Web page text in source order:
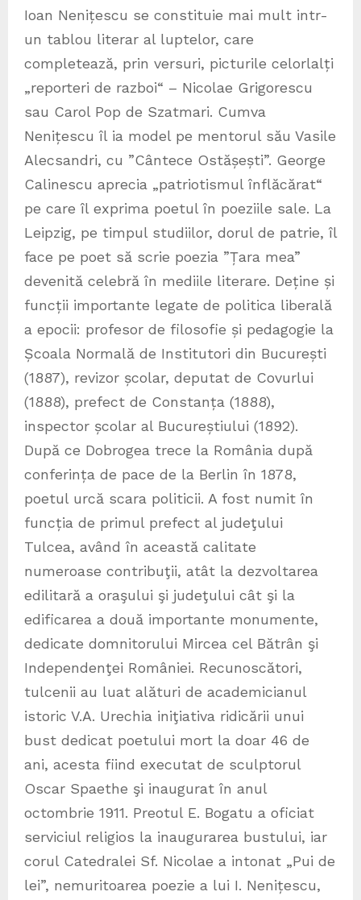
Ioan Nenițescu se constituie mai mult intr-
un tablou literar al luptelor, care
completează, prin versuri, picturile celorlalți
„reporteri de razboi“ – Nicolae Grigorescu
sau Carol Pop de Szatmari. Cumva
Nenițescu îl ia model pe mentorul său Vasile
Alecsandri, cu ”Cântece Ostășești”. George
Calinescu aprecia „patriotismul înflăcărat“
pe care îl exprima poetul în poeziile sale. La
Leipzig, pe timpul studiilor, dorul de patrie, îl
face pe poet să scrie poezia ”Țara mea”
devenită celebră în mediile literare. Deține și
funcții importante legate de politica liberală
a epocii: profesor de filosofie și pedagogie la
Școala Normală de Institutori din București
(1887), revizor școlar, deputat de Covurlui
(1888), prefect de Constanța (1888),
inspector școlar al Bucureștiului (1892).
După ce Dobrogea trece la România după
conferința de pace de la Berlin în 1878,
poetul urcă scara politicii. A fost numit în
funcția de primul prefect al judeţului
Tulcea, având în această calitate
numeroase contribuţii, atât la dezvoltarea
edilitară a oraşului şi judeţului cât şi la
edificarea a două importante monumente,
dedicate domnitorului Mircea cel Bătrân şi
Independenţei României. Recunoscători,
tulcenii au luat alături de academicianul
istoric V.A. Urechia iniţiativa ridicării unui
bust dedicat poetului mort la doar 46 de
ani, acesta fiind executat de sculptorul
Oscar Spaethe şi inaugurat în anul
octombrie 1911. Preotul E. Bogatu a oficiat
serviciul religios la inaugurarea bustului, iar
corul Catedralei Sf. Nicolae a intonat „Pui de
lei”, nemuritoarea poezie a lui I. Nenițescu,